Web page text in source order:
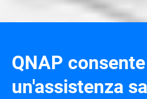
QNAP consente
un'assistenza